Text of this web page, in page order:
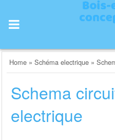
content
Home »Schéma electrique »
Schema
electrique